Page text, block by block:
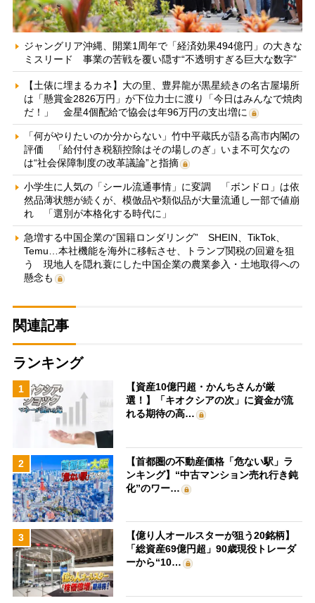
ジャングリア沖縄、開業1周年で「経済効果494億円」の大きな
ミスリード 事業の苦戦を覆い隠す“不透明すぎる巨大な数字”
【土俵に埋まるカネ】大の里、豊昇龍が黒星続きの名古屋場所
は「懸賞金2826万円」が下位力士に渡り「今日はみんなで焼肉
だ！」 金星4個配給で協会は年96万円の支出増に
「何がやりたいのか分からない」竹中平蔵氏が語る高市内閣の
評価 「給付付き税額控除はその場しのぎ」いま不可欠なの
は“社会保障制度の改革議論”と指摘
小学生に人気の「シール流通事情」に変調 「ボンドロ」は依
然品薄状態が続くが、模倣品や類似品が大量流通し一部で値崩
れ 「選別が本格化する時代に」
急増する中国企業の“国籍ロンダリング” SHEIN、TikTok、
Temu…本社機能を海外に移転させ、トランプ関税の回避を狙
う 現地人を隠れ蓑にした中国企業の農業参入・土地取得への
懸念も
関連記事
ランキング
1
【資産10億円超・かんちさんが厳
選！】「キオクシアの次」に資金が流
れる期待の高…
2
【首都圏の不動産価格「危ない駅」ラ
ンキング】“中古マンション売れ行き鈍
化”のワー…
3
【億り人オールスターが狙う20銘柄】
「総資産69億円超」90歳現役トレーダ
ーから“10…